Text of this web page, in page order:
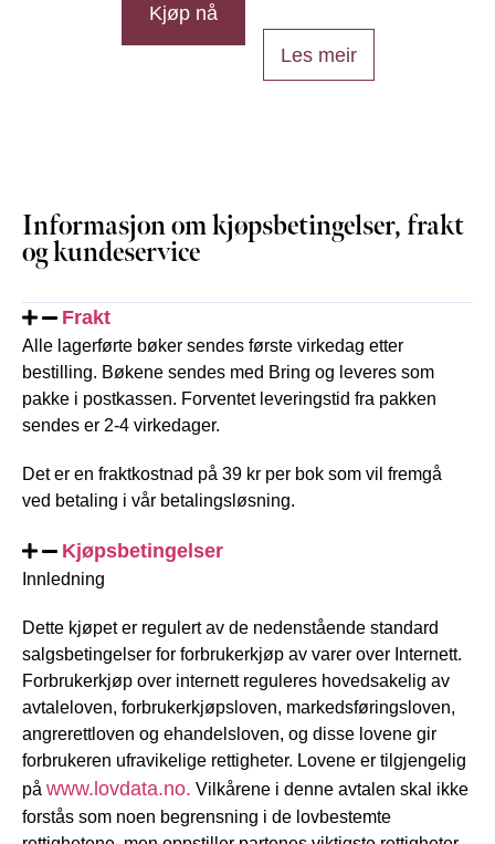
Kjøp nå
Les meir
Informasjon om kjøpsbetingelser, frakt
og kundeservice
Frakt
Alle lagerførte bøker sendes første virkedag etter
bestilling. Bøkene sendes med Bring og leveres som
pakke i postkassen. Forventet leveringstid fra pakken
sendes er 2-4 virkedager.
Det er en fraktkostnad på 39 kr per bok som vil fremgå
ved betaling i vår betalingsløsning.
Kjøpsbetingelser
Innledning
Dette kjøpet er regulert av de nedenstående standard
salgsbetingelser for forbrukerkjøp av varer over Internett.
Forbrukerkjøp over internett reguleres hovedsakelig av
avtaleloven, forbrukerkjøpsloven, markedsføringsloven,
angrerettloven og ehandelsloven, og disse lovene gir
forbrukeren ufravikelige rettigheter. Lovene er tilgjengelig
på www.lovdata.no. Vilkårene i denne avtalen skal ikke
forstås som noen begrensning i de lovbestemte